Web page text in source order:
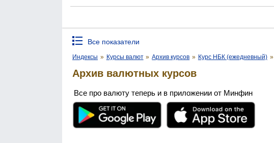
Все показатели
Индексы » Курсы валют » Архив курсов » Курс НБК (ежедневный) »
Архив валютных курсов
Все про валюту теперь и в приложении от Минфин